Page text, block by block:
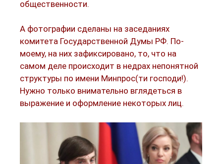
общественности.
А фотографии сделаны на заседаниях
комитета Государственной Думы РФ. По-
моему, на них зафиксировано, то, что на
самом деле происходит в недрах непонятной
структуры по имени Минпрос(ти господи!).
Нужно только внимательно вглядеться в
выражение и оформление некоторых лиц.